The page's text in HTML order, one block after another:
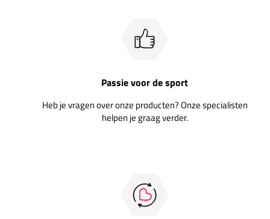
Passie voor de sport
Heb je vragen over onze producten? Onze specialisten
helpen je graag verder.